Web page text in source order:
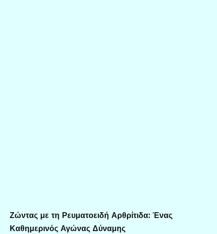
Ζώντας με τη Ρευματοειδή Αρθρίτιδα: Ένας
Καθημερινός Αγώνας Δύναμης